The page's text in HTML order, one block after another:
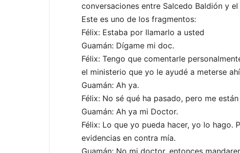
conversaciones entre Salcedo Baldión y
Este es uno de los fragmentos:
Félix: Estaba por llamarlo a usted
Guamán: Dígame mi doc.
Félix: Tengo que comentarle
el ministerio que yo le ayudé a meterse
Guamán: Ah ya.
Félix: No sé qué ha pasado, pero me
Guamán: Ah ya mi Doctor.
Félix: Lo que yo pueda hacer, yo lo hago.
evidencias en contra mía.
Guamán: No mi doctor, entonces